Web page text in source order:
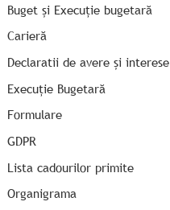
Buget și Execuție bugetară
Carieră
Declaratii de avere și interese
Execuție Bugetară
Formulare
GDPR
Lista cadourilor primite
Organigrama